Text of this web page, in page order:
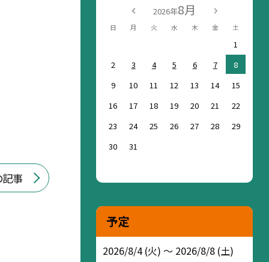
事
2026年8月
日 月 火 水 木 金 土
1
2
3 4 5 6 7
8
9
10 11 12 13 14
15
16
17 18 19 20 21
22
23
24 25 26 27 28
29
30
31
予定
2026/8/4 (火) ～ 2026/8/8 (土)